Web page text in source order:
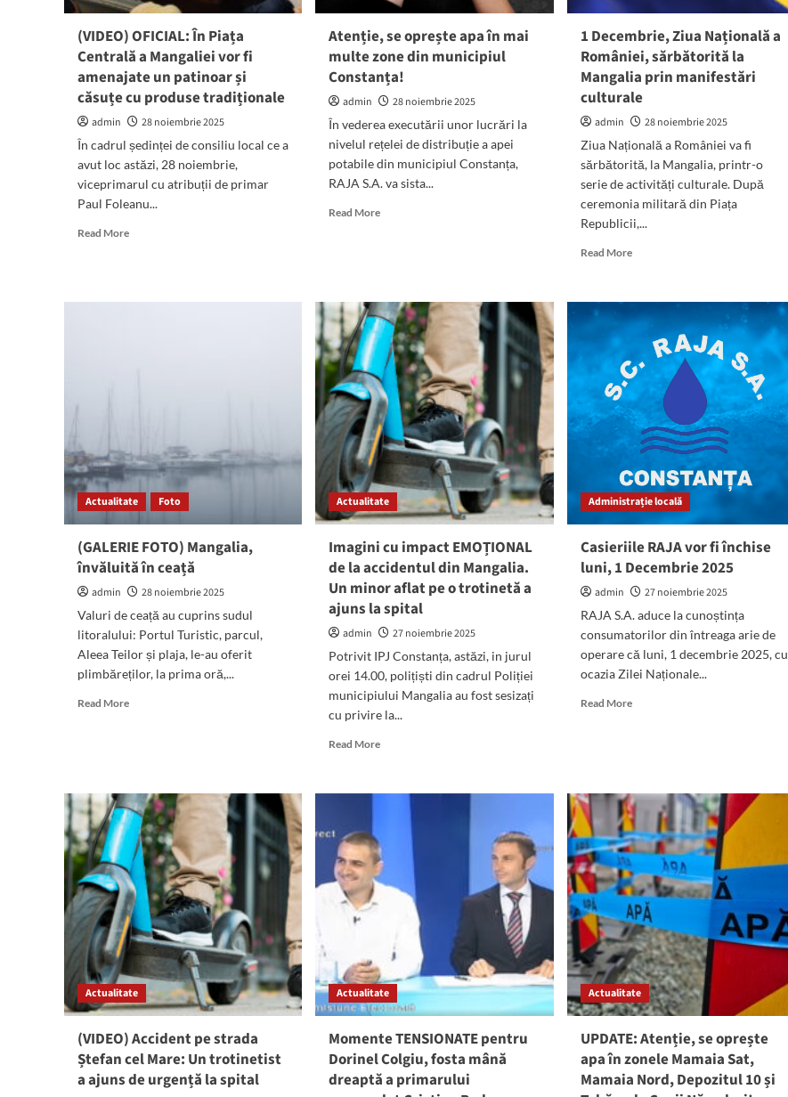
de
case,
aprobate
în
ședința
astăzi:
„Au
fost
ținute
sertar”
va
sta
4
ani
după
gratii
(VIDEO) OFICIAL: În Piața
Centrală a Mangaliei vor fi
amenajate un patinoar și
căsuțe cu produse tradiționale
admin
28 noiembrie 2025
În cadrul ședinței de consiliu local ce a
avut loc astăzi, 28 noiembrie,
viceprimarul cu atribuții de primar
Paul Foleanu...
Read MoreRead
un
patinoar
și
căsuțe
tradiționale
Atenție, se oprește apa în mai
multe zone din municipiul
Constanța!
admin
28 noiembrie 2025
În vederea executării unor lucrări la
nivelul rețelei de distribuție a apei
potabile din municipiul Constanța,
RAJA S.A. va sista...
Read MoreRead
apa
în
mai
multe
zone
din
municipiul
Constanța!
1 Decembrie, Ziua Națională a
României, sărbătorită la
Mangalia prin manifestări
culturale
admin
28 noiembrie 2025
Ziua Națională a României va fi
sărbătorită, la Mangalia, printr-o
serie de activități culturale. După
ceremonia militară din Piața
Republicii,...
Read MoreRead
1
Decembrie,
Națională
a
României,
sărbătorită
la
Mangalia
prin
manifestări
culturale
Actualitate Foto
(GALERIE FOTO) Mangalia,
învăluită în ceață
admin
28 noiembrie 2025
Valuri de ceață au cuprins sudul
litoralului: Portul Turistic, parcul,
Aleea Teilor și plaja, le-au oferit
plimbăreților, la prima oră,...
Read MoreRead
învăluită
în
ceață
Actualitate
Imagini cu impact EMOȚIONAL
de la accidentul din Mangalia.
Un minor aflat pe o trotinetă a
ajuns la spital
admin
27 noiembrie 2025
Potrivit IPJ Constanța, astăzi, in jurul
orei 14.00, polițiști din cadrul Poliției
municipiului Mangalia au fost sesizați
cu privire la...
Read MoreRead
Imagini
EMOȚIONAL
de
la
accidentul
Mangalia.
Un
minor
aflat
pe
o
a
ajuns
la
Administrație locală
Casieriile RAJA vor fi închise
luni, 1 Decembrie 2025
admin
27 noiembrie 2025
RAJA S.A. aduce la cunoștința
consumatorilor din întreaga arie de
operare că luni, 1 decembrie 2025, cu
ocazia Zilei Naționale...
Read MoreRead
fi
închise
luni,
1
Decembrie
2025
Actualitate
(VIDEO) Accident pe strada
Ștefan cel Mare: Un trotinetist
a ajuns de urgență la spital
Actualitate
Momente TENSIONATE pentru
Dorinel Colgiu, fosta mână
dreaptă a primarului
Actualitate
UPDATE: Atenție, se oprește
apa în zonele Mamaia Sat,
Mamaia Nord, Depozitul 10 și